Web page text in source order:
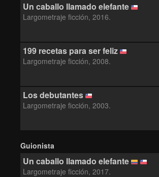
Un caballo llamado elefante
Largometraje ficción, 2016.
199 recetas para ser feliz
Largometraje ficción, 2008.
Los debutantes
Largometraje ficción, 2003.
Guionista
Un caballo llamado elefante
Largometraje ficción, 2017.